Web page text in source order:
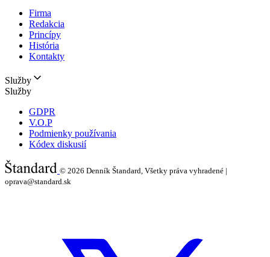
Firma
Redakcia
Princípy
História
Kontakty
Služby
Služby
GDPR
V.O.P
Podmienky používania
Kódex diskusií
© 2026 Denník Štandard, Všetky práva vyhradené |
oprava@standard.sk